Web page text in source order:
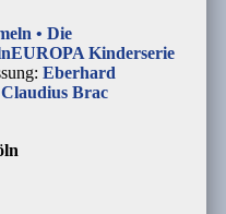
• Die
EUROPA Kinderserie
Eberhard
Claudius Brac